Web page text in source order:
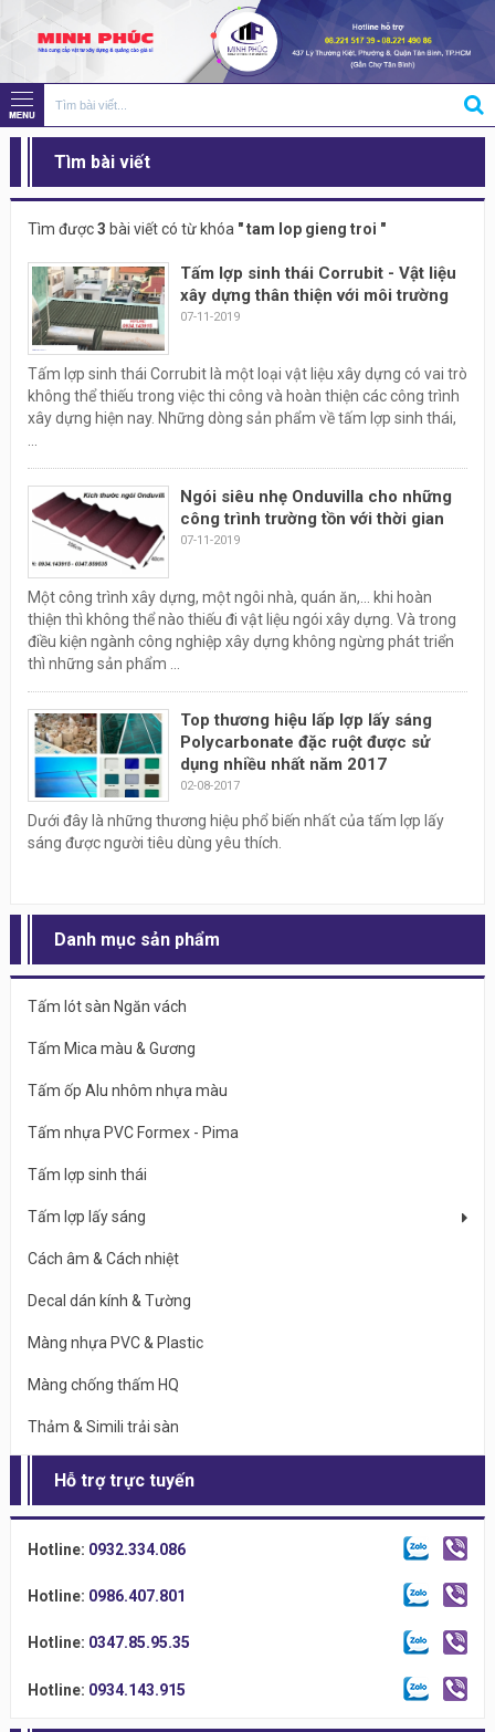
Tìm bài viết
Tìm được3 bài viết có từ khóa " tam lop gieng troi "
Tấm lợp sinh thái Corrubit - Vật liệu
xây dựng thân thiện với môi trường
07-11-2019
Tấm lợp sinh thái Corrubit là một loại vật liệu xây dựng có vai trò
không thể thiếu trong việc thi công và hoàn thiện các công trình
xây dựng hiện nay. Những dòng sản phẩm về tấm lợp sinh thái,
Ngói siêu nhẹ Onduvilla cho những
công trình trường tồn với thời gian
07-11-2019
Một công trình xây dựng, một ngôi nhà, quán ăn,... khi hoàn
thiện thì không thể nào thiếu đi vật liệu ngói xây dựng. Và trong
điều kiện ngành công nghiệp xây dựng không ngừng phát triển
thì những sản phẩm ...
Top thương hiệu lấp lợp lấy sáng
Polycarbonate đặc ruột được sử
dụng nhiều nhất năm 2017
02-08-2017
Dưới đây là những thương hiệu phổ biến nhất của tấm lợp lấy
sáng được người tiêu dùng yêu thích.
Danh mục sản phẩm
Tấm lót sàn Ngăn vách
Tấm Mica màu & Gương
Tấm ốp Alu nhôm nhựa màu
Tấm nhựa PVC Formex - Pima
Tấm lợp sinh thái
Tấm lợp lấy sáng
Cách âm & Cách nhiệt
Decal dán kính & Tường
Màng nhựa PVC & Plastic
Màng chống thấm HQ
Thảm & Simili trải sàn
Hỗ trợ trực tuyến
Hotline: 0932.334.086
Hotline: 0986.407.801
Hotline: 0347.85.95.35
Hotline: 0934.143.915